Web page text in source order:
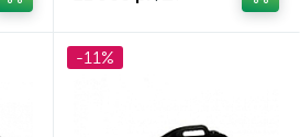
-11%